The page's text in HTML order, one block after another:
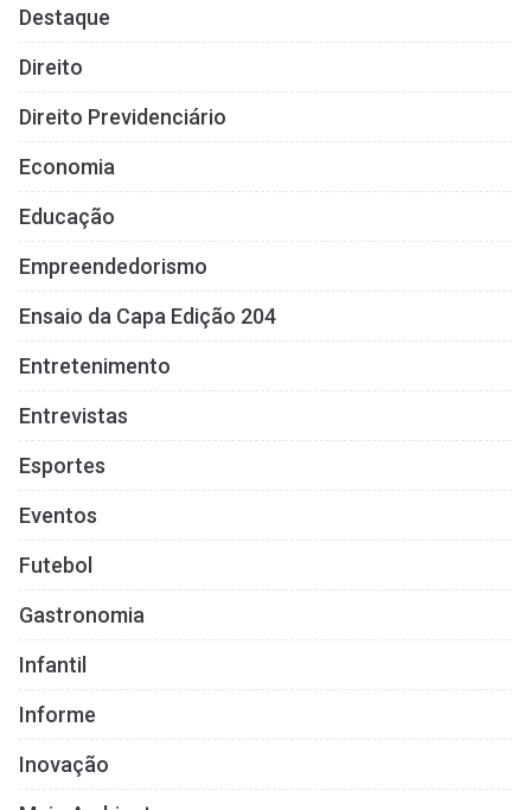
Destaque
Direito
Direito Previdenciário
Economia
Educação
Empreendedorismo
Ensaio da Capa Edição 204
Entretenimento
Entrevistas
Esportes
Eventos
Futebol
Gastronomia
Infantil
Informe
Inovação